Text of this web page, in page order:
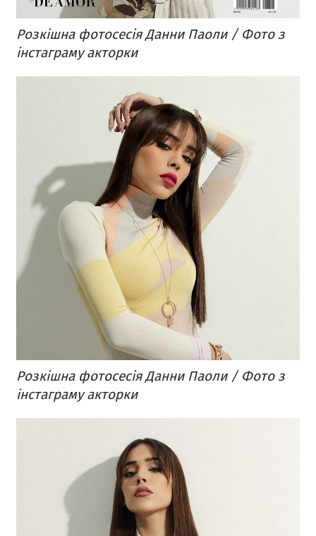
Розкішна фотосесія Данни Паоли / Фото з
інстаграму акторки
Розкішна фотосесія Данни Паоли / Фото з
інстаграму акторки